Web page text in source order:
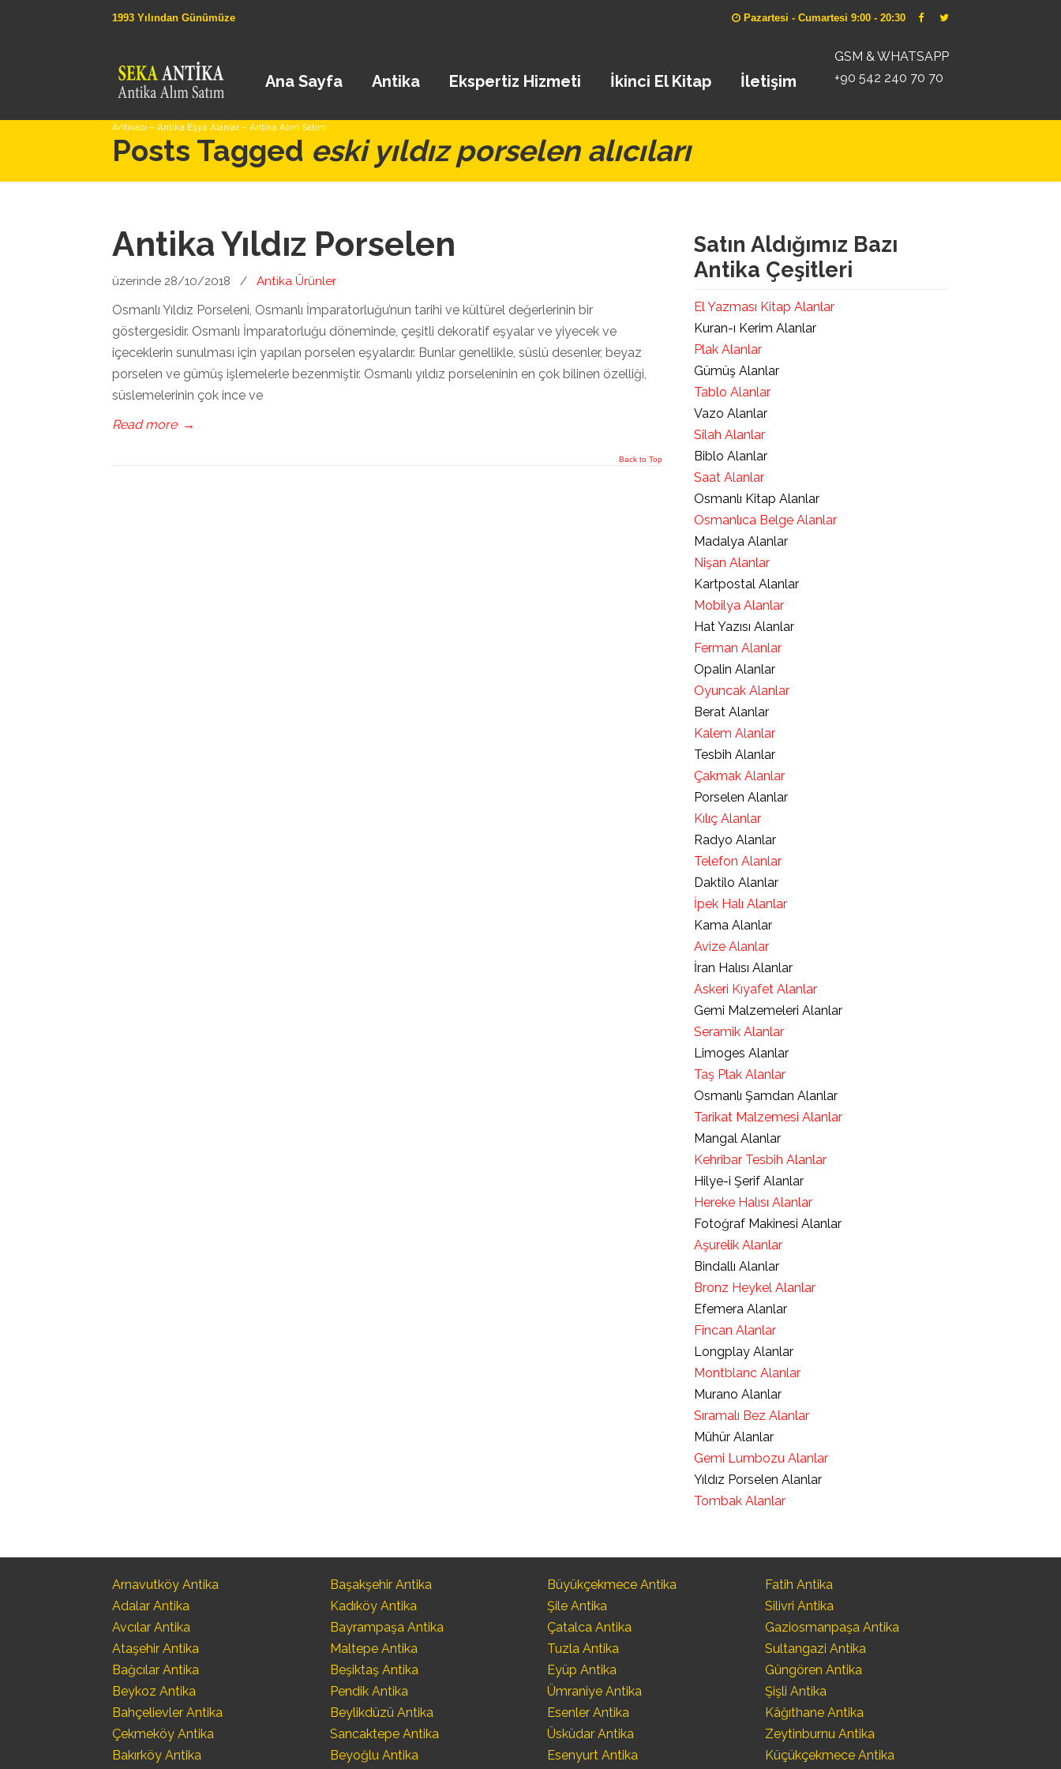
1993 Yılından Günümüze Pazartesi - Cumartesi 9:00 - 20:30
Antikacı – Antika Eşya Alanlar – Antika Alım Satım
GSM & WHATSAPP
+90 542 240 70 70
Ana Sayfa Antika Ekspertiz Hizmeti İkinci El Kitap İletişim
Posts Tagged eski yıldız porselen alıcıları
Antika Yıldız Porselen
üzerinde 28/10/2018 / Antika Ürünler
Osmanlı Yıldız Porseleni, Osmanlı İmparatorluğu’nun tarihi ve kültürel değerlerinin bir
göstergesidir. Osmanlı İmparatorluğu döneminde, çeşitli dekoratif eşyalar ve yiyecek ve
içeceklerin sunulması için yapılan porselen eşyalardır. Bunlar genellikle, süslü desenler, beyaz
porselen ve gümüş işlemelerle bezenmiştir. Osmanlı yıldız porseleninin en çok bilinen özelliği,
süslemelerinin çok ince ve
Read more →
Back to Top
Satın Aldığımız Bazı
Antika Çeşitleri
El Yazması Kitap Alanlar
Kuran-ı Kerim Alanlar
Plak Alanlar
Gümüş Alanlar
Tablo Alanlar
Vazo Alanlar
Silah Alanlar
Biblo Alanlar
Saat Alanlar
Osmanlı Kitap Alanlar
Osmanlıca Belge Alanlar
Madalya Alanlar
Nişan Alanlar
Kartpostal Alanlar
Mobilya Alanlar
Hat Yazısı Alanlar
Ferman Alanlar
Opalin Alanlar
Oyuncak Alanlar
Berat Alanlar
Kalem Alanlar
Tesbih Alanlar
Çakmak Alanlar
Porselen Alanlar
Kılıç Alanlar
Radyo Alanlar
Telefon Alanlar
Daktilo Alanlar
İpek Halı Alanlar
Kama Alanlar
Avize Alanlar
İran Halısı Alanlar
Askeri Kıyafet Alanlar
Gemi Malzemeleri Alanlar
Seramik Alanlar
Limoges Alanlar
Taş Plak Alanlar
Osmanlı Şamdan Alanlar
Tarikat Malzemesi Alanlar
Mangal Alanlar
Kehribar Tesbih Alanlar
Hilye-i Şerif Alanlar
Hereke Halısı Alanlar
Fotoğraf Makinesi Alanlar
Aşurelik Alanlar
Bindallı Alanlar
Bronz Heykel Alanlar
Efemera Alanlar
Fincan Alanlar
Longplay Alanlar
Montblanc Alanlar
Murano Alanlar
Sıramalı Bez Alanlar
Mühür Alanlar
Gemi Lumbozu Alanlar
Yıldız Porselen Alanlar
Tombak Alanlar
Arnavutköy Antika
Adalar Antika
Avcılar Antika
Ataşehir Antika
Bağcılar Antika
Beykoz Antika
Bahçelievler Antika
Çekmeköy Antika
Bakırköy Antika
Başakşehir Antika
Kadıköy Antika
Bayrampaşa Antika
Maltepe Antika
Beşiktaş Antika
Pendik Antika
Beylikdüzü Antika
Sancaktepe Antika
Beyoğlu Antika
Büyükçekmece Antika
Şile Antika
Çatalca Antika
Tuzla Antika
Eyüp Antika
Ümraniye Antika
Esenler Antika
Üsküdar Antika
Esenyurt Antika
Fatih Antika
Silivri Antika
Gaziosmanpaşa Antika
Sultangazi Antika
Güngören Antika
Şişli Antika
Kâğıthane Antika
Zeytinburnu Antika
Küçükçekmece Antika